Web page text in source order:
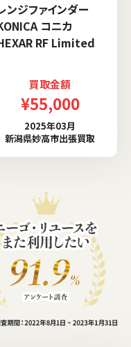
ンジファインダー
コニカ
RF Limited
買取金額
¥55,000
2025年03月
新潟県妙高市出張買取